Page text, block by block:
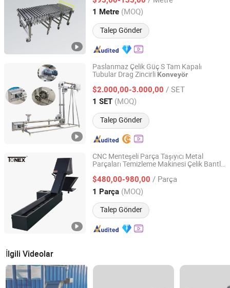
1 Metre (MOQ)
Talep Gönder
Fujian, China Fiyat 2020
Paslanmaz Çelik Güç S Tam Kapalı
Tubular Drag Zincirli Konveyör
$2.000,00-3.000,00 / SET
1 SET (MOQ)
Talep Gönder
Xinxiang First Vibration Machinery Factory Co., Ltd.
Henan, China Fiyat 2020
CNC Menteşeli Parça Taşıyıcı Metal
Parçaları Temizleme Makinesi Çelik Bantlı
$480,00-980,00 / Parça
1 Parça (MOQ)
Talep Gönder
Hebei Tonex Rubber And Plastic Co., Ltd.
Hebei, China Fiyat 2023
İlgili Videolar